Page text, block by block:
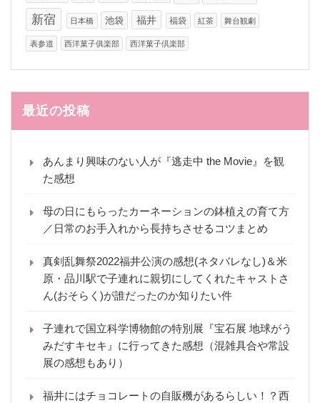
新宿 日本橋 池袋 福井 福袋 紅茶 舞台観劇
表参道 西洋菓子俱楽部 西洋菓子倶楽部
最近の投稿
あんまり興味のない人が『逃走中 the Movie』を観
た感想
母の日にもらったカーネーションの鉢植えの育て方
／日常のお手入れから長持ちさせるコツまとめ
真剣乱舞祭2022福井公演の感想(ネタバレなし)＆米
原・品川駅で子連れに親切にしてくれたキャストさ
ん(おそらく)が誰だったのか知りたい件
子連れで国立科学博物館の特別展『宝石展 地球がう
みだすキセキ』に行ってきた感想（混雑具合や常設
展の感想もあり）
福井にはチョコレートの自販機があるらしい！？西